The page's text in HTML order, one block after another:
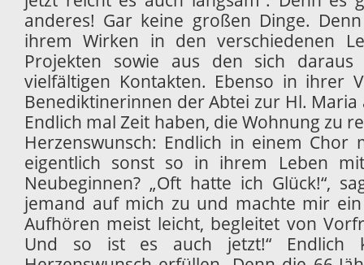
anderes! Gar keine großen Dinge.
ihrem Wirken in den verschiedenen
Projekten sowie aus den sich daraus
vielfältigen Kontakten. Ebenso in ihrer
Benediktinerinnen der Abtei zur Hl. Maria
Endlich mal Zeit haben, die Wohnung zu
Herzenswunsch: Endlich in einem Chor
eigentlich sonst so in ihrem Leben
Neubeginnen? „Oft hatte ich Glück!“,
jemand auf mich zu und machte mir
Aufhören meist leicht, begleitet von
Und so ist es auch jetzt!“ Endlich